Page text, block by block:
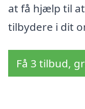
at få hjælp til
tilbydere i dit
Få 3 tilbud,